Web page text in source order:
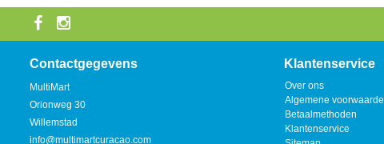
Contactgegevens
MultiMart
Orionweg 30
Willemstad
info@multimartcuracao.com
Klantenservice
Over ons
Algemene
Betaalmethoden
Klantenservice